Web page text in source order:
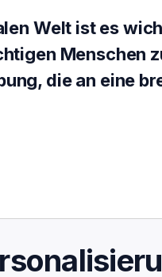
Welt ist es
Menschen
die an eine